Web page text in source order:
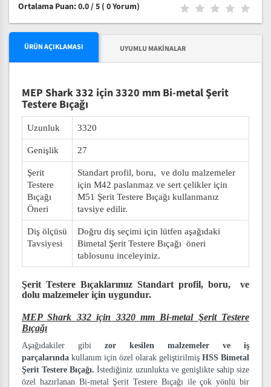
Ortalama Puan: 0.0 / 5 ( 0 Yorum)
ÜRÜN AÇIKLAMASI UYUMLU MAKINALAR
MEP Shark 332 için 3320 mm Bi-metal Şerit
Testere Bıçağı
Uzunluk 3320
Genişlik 27
Şerit
Testere
Bıçağı
Öneri
Standart profil, boru, ve dolu malzemeler
için M42 paslanmaz ve sert çelikler için
M51 Şerit Testere Bıçağı kullanmanız
tavsiye edilir.
Diş ölçüsü
Tavsiyesi
Doğru diş seçimi için lütfen aşağıdaki
Bimetal Şerit Testere Bıçağı öneri
tablosunu inceleyiniz.
Şerit Testere Bıçaklarımız Standart profil, boru, ve
dolu malzemeler için uygundur.
MEP Shark 332 için 3320 mm Bi-metal Şerit Testere
Bıçağı
Aşağıdakiler gibi zor kesilen malzemeler ve iş
parçalarında kullanım için özel olarak geliştirilmiş HSS Bimetal
Şerit Testere Bıçağı.İstediğiniz uzunlukta ve genişlikte sahip size
özel hazırlanan Bi-metal Şerit Testere Bıçağı ile çok yönlü bir